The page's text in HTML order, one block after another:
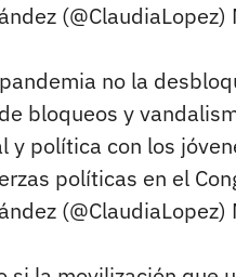
(@ClaudiaLopez)
no la
bloqueos y
y política con los
políticas en el
(@ClaudiaLopez)